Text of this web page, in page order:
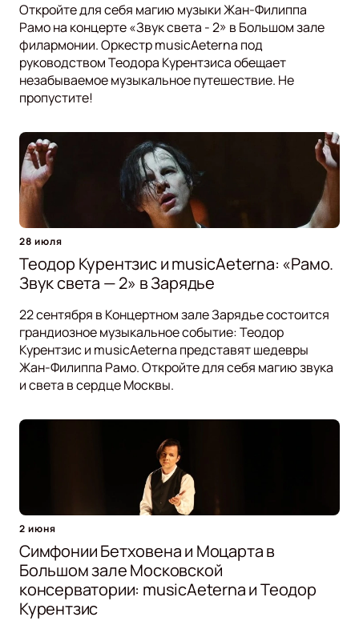
Откройте для себя магию музыки Жан-Филиппа
Рамо на концерте «Звук света - 2» в Большом зале
филармонии. Оркестр musicAeterna под
руководством Теодора Курентзиса обещает
незабываемое музыкальное путешествие. Не
пропустите!
28 июля
Теодор Курентзис и musicAeterna: «Рамо.
Звук света — 2» в Зарядье
22 сентября в Концертном зале Зарядье состоится
грандиозное музыкальное событие: Теодор
Курентзис и musicAeterna представят шедевры
Жан-Филиппа Рамо. Откройте для себя магию звука
и света в сердце Москвы.
2 июня
Симфонии Бетховена и Моцарта в
Большом зале Московской
консерватории: musicAeterna и Теодор
Курентзис